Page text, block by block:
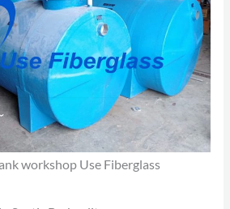
workshop Use Fiberglass